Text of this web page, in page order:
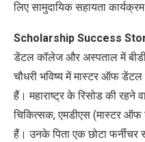
लिए सामुदायिक सहायता
Scholarship Success
डेंटल कॉलेज और अस्पताल में
चौधरी भविष्य में मास्टर ऑफ डेंटल
हैं। महाराष्ट्र के रिसोड की रहने
चिकित्सक,एमडीएस (मास्टर ऑफ
हैं। उनके पिता एक छोटा फर्नीचर